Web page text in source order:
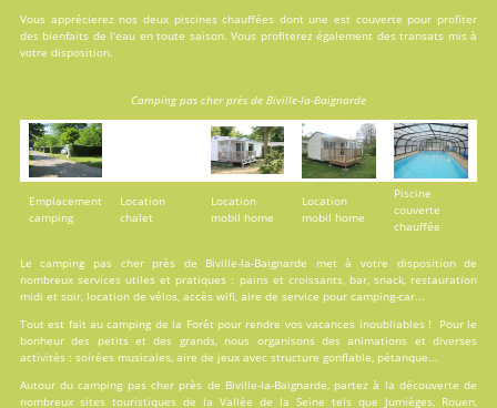
Vous apprécierez nos deux piscineschauffées dont une est couverte pour profiter
des bienfaits de l'eau en toute saison. Vous profiterez également des transats mis à
votre disposition.
Camping pas cher près de Biville-la-Baignarde
Emplacement
camping
Location
chalet
Location
mobil home
Location
mobil home
Piscine
couverte
chauffée
Le camping pas cher près de Biville-la-Baignarde met à votre disposition de
nombreux services utiles et pratiques : pains et croissants, bar, snack, restauration
midi et soir, location de vélos, accès wifi, aire de service pour camping-car...
Tout est fait aucamping de la Forêtpour rendre vos vacances inoubliables ! Pour le
bonheur des petits et des grands, nous organisons des animations et diverses
activités : soirées musicales, aire de jeux avec structure gonflable, pétanque...
Autour du camping pas cher près de Biville-la-Baignarde, partez à la découverte de
nombreux sites touristiques de la Vallée de la Seine tels que Jumièges, Rouen,